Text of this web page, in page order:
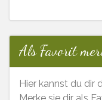
Als Favorit
Hier kannst du dir